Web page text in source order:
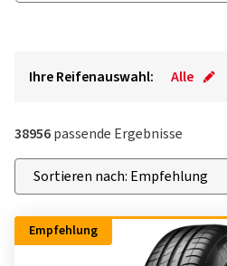
Ihre Reifenauswahl: Alle
38956passende Ergebnisse
Empfehlung